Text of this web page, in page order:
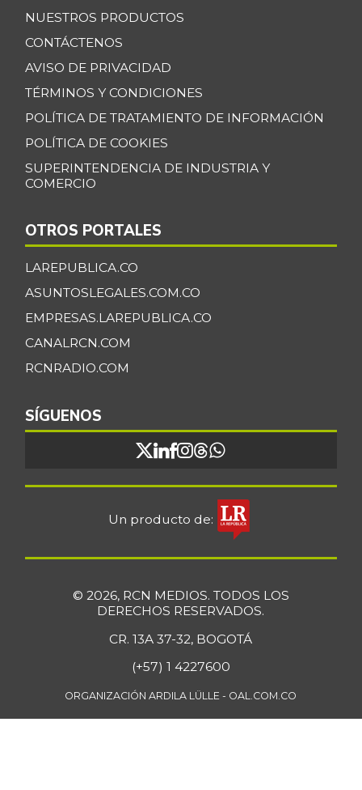
NUESTROS PRODUCTOS
CONTÁCTENOS
AVISO DE PRIVACIDAD
TÉRMINOS Y CONDICIONES
POLÍTICA DE TRATAMIENTO DE INFORMACIÓN
POLÍTICA DE COOKIES
SUPERINTENDENCIA DE INDUSTRIA Y
COMERCIO
OTROS PORTALES
LAREPUBLICA.CO
ASUNTOSLEGALES.COM.CO
EMPRESAS.LAREPUBLICA.CO
CANALRCN.COM
RCNRADIO.COM
SÍGUENOS
Un producto de:
© 2026, RCN MEDIOS. TODOS LOS
DERECHOS RESERVADOS.
CR. 13A 37-32, BOGOTÁ
(+57) 1 4227600
ORGANIZACIÓN ARDILA LÜLLE - OAL.COM.CO